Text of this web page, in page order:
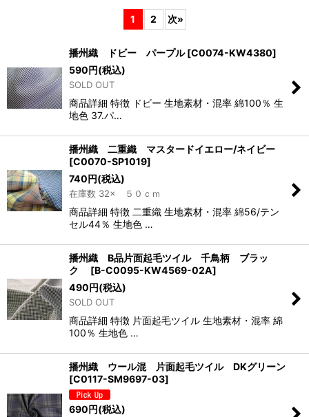
1 2 次»
播州織 ドビー パープル [C0074-KW4380]
590円(税込)
SOLD OUT
商品詳細 特徴 ドビー 生地素材・混率 綿100％ 生
地色 37.パ…
播州織 二重織 マスタードイエロー/ネイビー
[C0070-SP1019]
740円(税込)
在庫数 32× ５０ｃｍ
商品詳細 特徴 二重織 生地素材・混率 綿56/テン
セル44％ 生地色 …
播州織 B品片面起毛ツイル 千鳥柄 ブラッ
ク
[B-C0095-KW4569-02A]
490円(税込)
SOLD OUT
商品詳細 特徴 片面起毛ツイル 生地素材・混率 綿
100％ 生地色 …
播州織 ウール混 片面起毛ツイル DKグリーン
[C0117-SM9697-03]
690円(税込)